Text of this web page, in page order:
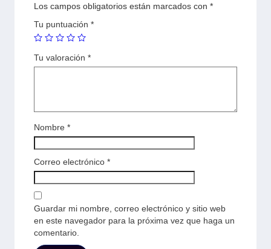
Los campos obligatorios están marcados con *
Tu puntuación *
Tu valoración *
Nombre *
Correo electrónico *
Guardar mi nombre, correo electrónico y sitio web
en este navegador para la próxima vez que haga un
comentario.